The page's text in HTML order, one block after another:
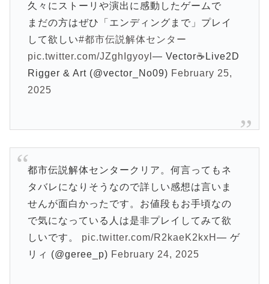
久々にストーリや演出に感動したゲームで
まだの方はぜひ「エンディングまで」プレイ
して欲しい#都市伝説解体センター
pic.twitter.com/JZghIgyoyl — Vector☕Live2D
Rigger & Art (@vector_No09) February 25,
2025
都市伝説解体センタークリア。何言ってもネ
タバレになりそうなので詳しい感想は言いま
せんが面白かったです。お値段もお手頃なの
で気になっている人は是非プレイしてみて欲
しいです。 pic.twitter.com/R2kaeK2kxH — ゲ
リィ (@geree_p) February 24, 2025